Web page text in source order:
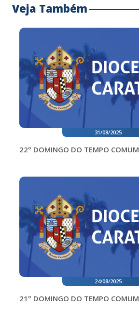
Veja Também
31/08/2025
22º DOMINGO DO TEMPO COMUM
24/08/2025
21º DOMINGO DO TEMPO COMUM